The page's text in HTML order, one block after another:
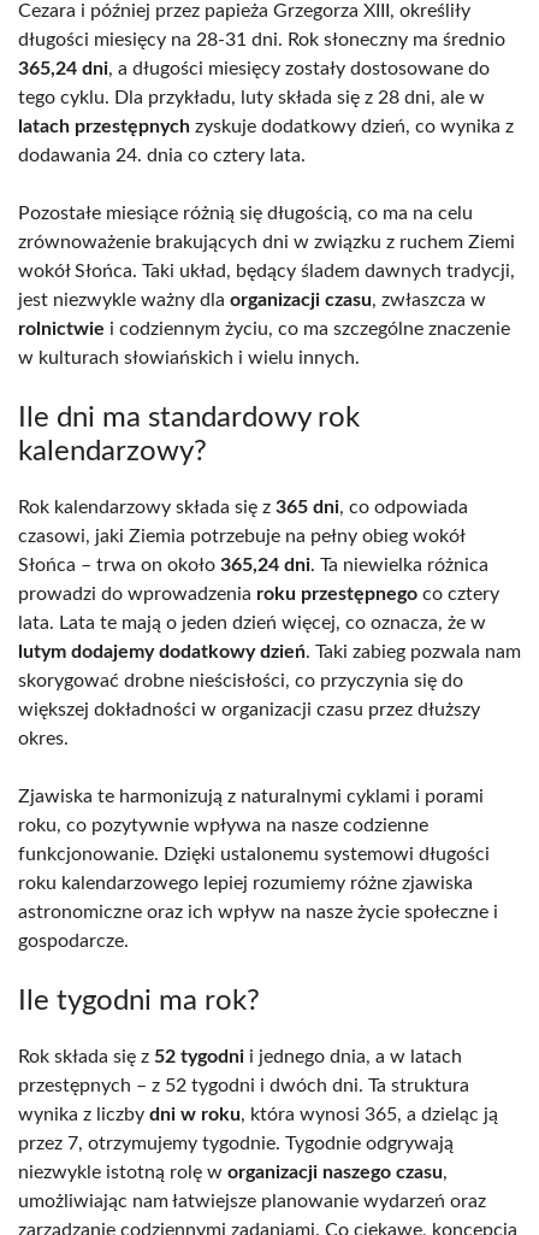
Cezara i później przez papieża Grzegorza XIII, określiły
długości miesięcy na 28-31 dni. Rok słoneczny ma średnio
365,24 dni, a długości miesięcy zostały dostosowane do
tego cyklu. Dla przykładu, luty składa się z 28 dni, ale w
latach przestępnych zyskuje dodatkowy dzień, co wynika z
dodawania 24. dnia co cztery lata.
Pozostałe miesiące różnią się długością, co ma na celu
zrównoważenie brakujących dni w związku z ruchem Ziemi
wokół Słońca. Taki układ, będący śladem dawnych tradycji,
jest niezwykle ważny dla organizacji czasu, zwłaszcza w
rolnictwie i codziennym życiu, co ma szczególne znaczenie
w kulturach słowiańskich i wielu innych.
Ile dni ma standardowy rok
kalendarzowy?
Rok kalendarzowy składa się z 365 dni, co odpowiada
czasowi, jaki Ziemia potrzebuje na pełny obieg wokół
Słońca – trwa on około 365,24 dni. Ta niewielka różnica
prowadzi do wprowadzenia roku przestępnego co cztery
lata. Lata te mają o jeden dzień więcej, co oznacza, że w
lutym dodajemy dodatkowy dzień. Taki zabieg pozwala nam
skorygować drobne nieścisłości, co przyczynia się do
większej dokładności w organizacji czasu przez dłuższy
okres.
Zjawiska te harmonizują z naturalnymi cyklami i porami
roku, co pozytywnie wpływa na nasze codzienne
funkcjonowanie. Dzięki ustalonemu systemowi długości
roku kalendarzowego lepiej rozumiemy różne zjawiska
astronomiczne oraz ich wpływ na nasze życie społeczne i
gospodarcze.
Ile tygodni ma rok?
Rok składa się z 52 tygodni i jednego dnia, a w latach
przestępnych – z 52 tygodni i dwóch dni. Ta struktura
wynika z liczby dni w roku, która wynosi 365, a dzieląc ją
przez 7, otrzymujemy tygodnie. Tygodnie odgrywają
niezwykle istotną rolę w organizacji naszego czasu,
umożliwiając nam łatwiejsze planowanie wydarzeń oraz
zarządzanie codziennymi zadaniami. Co ciekawe, koncepcja